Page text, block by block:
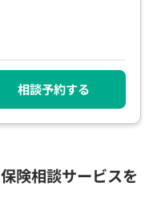
相談予約する
険相談サービスを